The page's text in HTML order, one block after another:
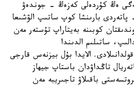
ەڭ كۇردەلى كەزەڭ - جوندەۋ
بارىنشا كوپ ساتىپ الۋشىعا
كوبىنە بەيتاراپ تۇستەر مەن
ساتىلىم الدىندا
الايدا بۇل بيزنەس قارجى
تاڭداۋدان باستاپ جيھاز
باقىلاۋ تاجىريبە مەن